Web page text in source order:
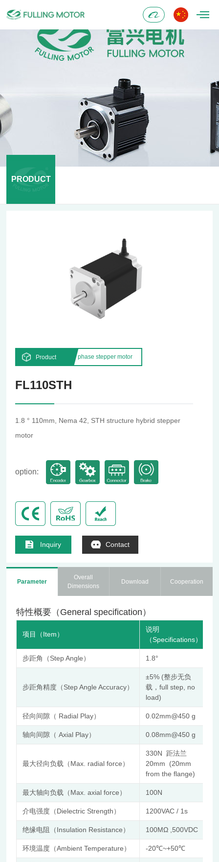
Alibaba
PRODUCT
Product 2 phase stepper motor
FL110STH
1.8 ° 110mm, Nema 42, STH structure hybrid stepper
motor
option:
Inquiry Contact
Parameter
Overall
Dimensions
Download Cooperation
特性概要（General specification）
项目（Item）
说明
（Specifications）
步距角（Step Angle） 1.8°
步距角精度（Step Angle Accuracy）
±5% (整步无负
载，full step, no
load)
径向间隙（ Radial Play） 0.02mm@450 g
轴向间隙（ Axial Play） 0.08mm@450 g
最大径向负载（Max. radial force）
330N 距法兰
20mm (20mm
from the flange)
最大轴向负载（Max. axial force） 100N
介电强度（Dielectric Strength） 1200VAC / 1s
绝缘电阻（Insulation Resistance） 100MΩ ,500VDC
环境温度（Ambient Temperature） -20℃~+50℃